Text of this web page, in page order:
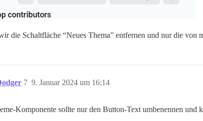
die Schaltfläche “Neues Thema” entfernen und nur die von
9. Januar 2024 um 16:14
7
Komponente sollte nur den Button-Text umbenennen und